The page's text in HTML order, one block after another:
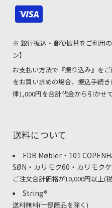
※ 銀行振込・郵便振替をご利用
ン】
お支払い方法で『振り込み』を
をお買い求めの場合、振込手続
律1,000円を合計代金から引かせ
送料について
FDB Møbler・101
SØN・カリモク60・カリモク
ご注文合計価格が10,000円以上(
String®︎
送料無料(一部商品を除く)